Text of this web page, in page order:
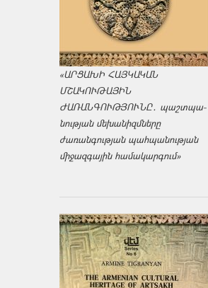
«ԱՐՑԱԽԻ ՀԱՅԿԱԿԱՆ
ՄՇԱԿՈՒԹԱՅԻՆ
ԺԱՌԱՆԳՈՒԹՅՈՒՆԸ․ պաշտպա­
նության մեխանիզմները
ժառանգության պահպանության
միջազ­գային համակարգում»